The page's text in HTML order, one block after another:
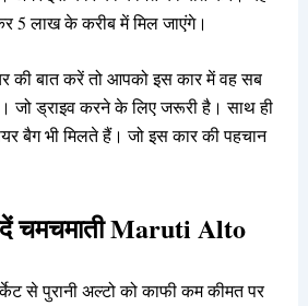
लाख के करीब में मिल जाएंगे।
की बात करें तो आपको इस कार में वह सब
जो ड्राइव करने के लिए जरूरी है। साथ ही
बैग भी मिलते हैं। जो इस कार की पहचान
चमचमाती Maruti Alto
से पुरानी अल्टो को काफी कम कीमत पर